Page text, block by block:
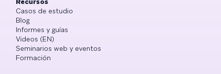
Casos de estudio
Blog
Informes y guías
Videos (EN)
Seminarios web y eventos
Formación